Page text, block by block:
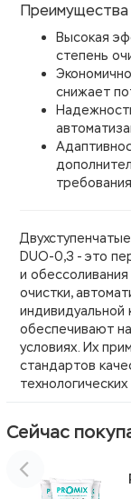
Преимущества
Высокая
степень
снижает
DUO-0,3 - это
и
очистки,
индивидуальной
обеспечивают
условиях. Их
стандартов
Сейчас